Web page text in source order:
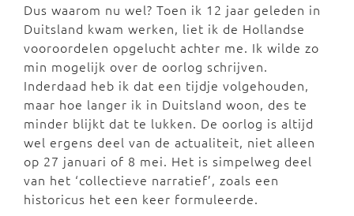
Dus waarom nu wel? Toen ik 12 jaar geleden in
Duitsland kwam werken, liet ik de Hollandse
vooroordelen opgelucht achter me. Ik wilde zo
min mogelijk over de oorlog schrijven.
Inderdaad heb ik dat een tijdje volgehouden,
maar hoe langer ik in Duitsland woon, des te
minder blijkt dat te lukken. De oorlog is altijd
wel ergens deel van de actualiteit, niet alleen
op 27 januari of 8 mei. Het is simpelweg deel
van het ‘collectieve narratief’, zoals een
historicus het een keer formuleerde.